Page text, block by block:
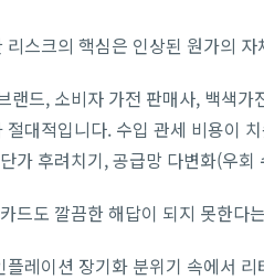
리스크의 핵심은 인상된 원가의
랜드, 소비자 가전 판매사, 백색
절대적입니다. 수입 관세 비용이
가 후려치기, 공급망 다변화(우
드도 깔끔한 해답이 되지 못한다
레이션 장기화 분위기 속에서